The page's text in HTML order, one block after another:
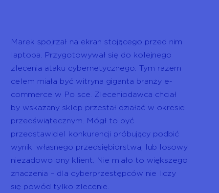
Marek spojrzał na ekran stojącego przed nim
laptopa. Przygotowywał się do kolejnego
zlecenia ataku cybernetycznego. Tym razem
celem miała być witryna giganta branży e-
commerce w Polsce. Zleceniodawca chciał
by wskazany sklep przestał działać w okresie
przedświątecznym. Mógł to być
przedstawiciel konkurencji próbujący podbić
wyniki własnego przedsiębiorstwa, lub losowy
niezadowolony klient. Nie miało to większego
znaczenia – dla cyberprzestępców nie liczy
się powód tylko zlecenie.